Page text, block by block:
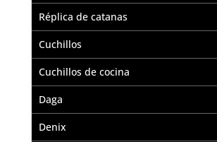
Réplica de catanas
Cuchillos
Cuchillos de cocina
Daga
Denix